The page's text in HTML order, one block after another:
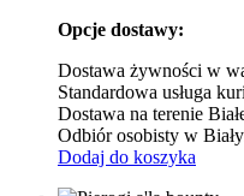
Opcje dostawy:
Dostawa żywności w
Standardowa usługa
Dostawa na terenie
Odbiór osobisty w
Dodaj do koszyka